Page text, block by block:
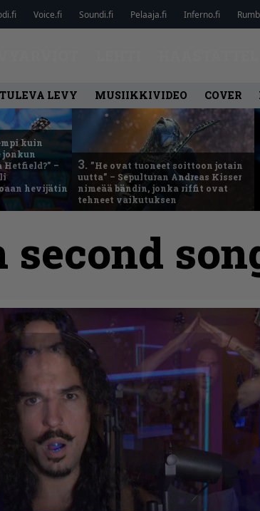
Voice.fi Soundi.fi Pelaaja.fi Inferno.fi
TULEVA LEVY MUSIIKKIVIDEO COVER
kuin
jonkun
–
hevijätin
3. ”He ovat tuoneet soittoon jotain
uutta” – Sepulturan Andreas Kisser
nimeää bändin, jonka riffit ovat
tehneet vaikutuksen
second